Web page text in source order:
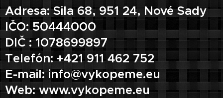
Adresa: Sila 68, 951 24, Nové Sady
IČO: 50444000
DIČ : 1078699897
Telefón: +421 911 462 752
E-mail: info@vykopeme.eu
Web: www.vykopeme.eu